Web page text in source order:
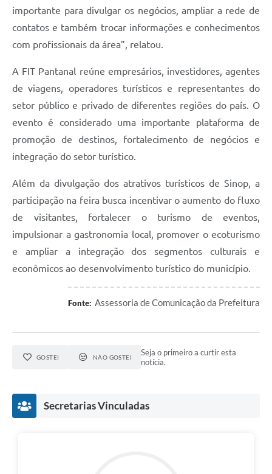
importante para divulgar os negócios, ampliar a rede de
contatos e também trocar informações e conhecimentos
com profissionais da área”, relatou.
A FIT Pantanal reúne empresários, investidores, agentes
de viagens, operadores turísticos e representantes do
setor público e privado de diferentes regiões do país. O
evento é considerado uma importante plataforma de
promoção de destinos, fortalecimento de negócios e
integração do setor turístico.
Além da divulgação dos atrativos turísticos de Sinop, a
participação na feira busca incentivar o aumento do fluxo
de visitantes, fortalecer o turismo de eventos,
impulsionar a gastronomia local, promover o ecoturismo
e ampliar a integração dos segmentos culturais e
econômicos ao desenvolvimento turístico do município.
Fonte: Assessoria de Comunicação da Prefeitura
GOSTEI NÃO GOSTEI
Seja o primeiro a curtir esta
notícia.
Secretarias Vinculadas